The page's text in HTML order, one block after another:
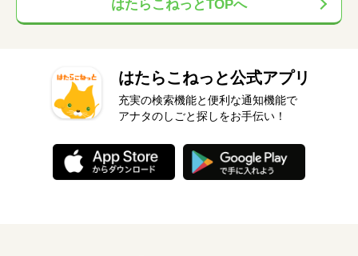
はたらこねっとTOPへ
はたらこねっと公式アプリ
充実の検索機能と便利な通知機能で
アナタのしごと探しをお手伝い！